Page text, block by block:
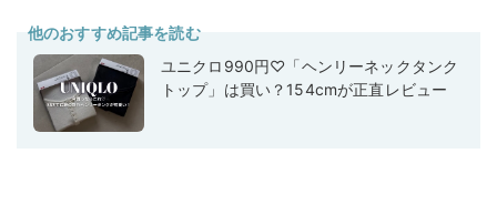
他のおすすめ記事を読む
ユニクロ990円♡「ヘンリーネックタンク
トップ」は買い？154cmが正直レビュー